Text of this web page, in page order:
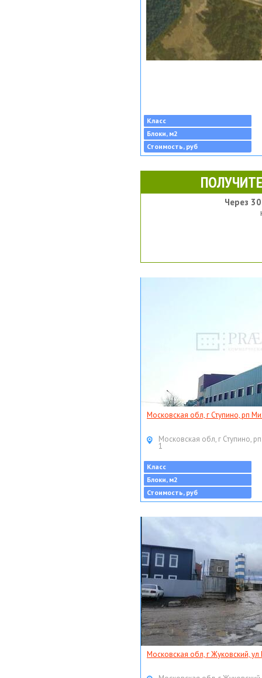
Класс
Блоки, м2
Стоимость, руб
Через
Московская обл, г Ступино, рп
Московская обл, г Ступино,
1
Класс
Блоки, м2
Стоимость, руб
Московская обл, г Жуковский,